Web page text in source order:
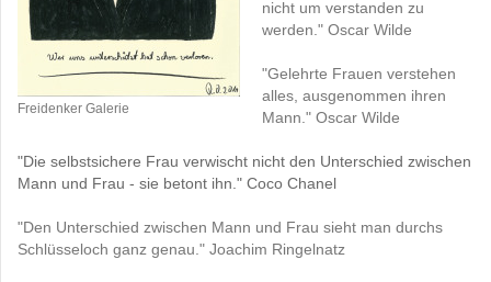
Freidenker Galerie
nicht um verstanden zu
werden." Oscar Wilde
"Gelehrte Frauen verstehen
alles, ausgenommen ihren
Mann." Oscar Wilde
"Die selbstsichere Frau verwischt nicht den Unterschied zwischen
Mann und Frau - sie betont ihn." Coco Chanel
"Den Unterschied zwischen Mann und Frau sieht man durchs
Schlüsseloch ganz genau." Joachim Ringelnatz